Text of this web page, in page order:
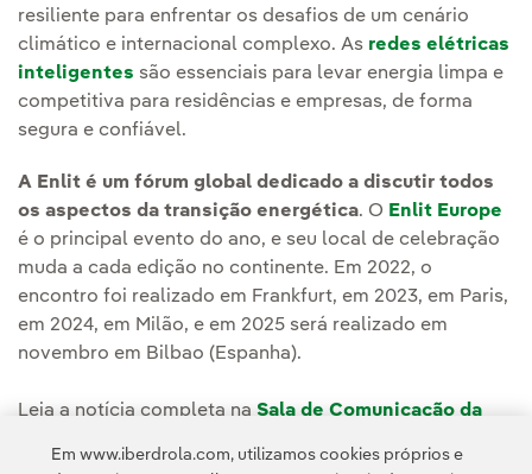
resiliente para enfrentar os desafios de um cenário
climático e internacional complexo. As redes elétricas
inteligentes são essenciais para levar energia limpa e
competitiva para residências e empresas, de forma
segura e confiável.
A Enlit é um fórum global dedicado a discutir todos
os aspectos da transição energética. O Enlit Europe
é o principal evento do ano, e seu local de celebração
muda a cada edição no continente. Em 2022, o
encontro foi realizado em Frankfurt, em 2023, em Paris,
em 2024, em Milão, e em 2025 será realizado em
novembro em Bilbao (Espanha).
Leia a notícia completa na Sala de Comunicação da
Em www.iberdrola.com, utilizamos cookies próprios e